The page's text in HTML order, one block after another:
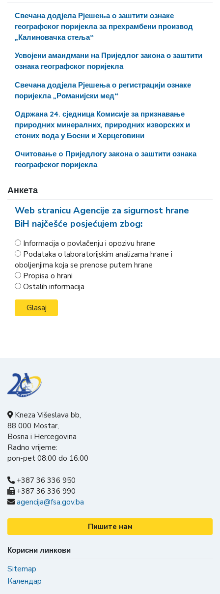
Свечана додјела Рјешења о заштити ознаке
географског поријекла за прехрамбени производ
„Калиновачка стеља“
Усвојени амандмани на Приједлог закона о заштити
ознака географског поријекла
Свечана додјела Рјешења о регистрацији ознаке
поријекла „Романијски мед“
Одржана 24. сједница Комисије за признавање
природних минералних, природних изворских и
стоних вода у Босни и Херцеговини
Очитовање o Приједлогу закона о заштити ознака
географског поријекла
Анкета
Web stranicu Agencije za sigurnost hrane
BiH najčešće posjećujem zbog:
Informacija o povlačenju i opozivu hrane
Podataka o laboratorijskim analizama hrane i
oboljenjima koja se prenose putem hrane
Propisa o hrani
Ostalih informacija
Kneza Višeslava bb,
88 000 Mostar,
Bosna i Hercegovina
Radno vrijeme:
pon-pet 08:00 do 16:00
+387 36 336 950
+387 36 336 990
agencija@fsa.gov.ba
Пишите нам
Корисни линкови
Sitemap
Календар